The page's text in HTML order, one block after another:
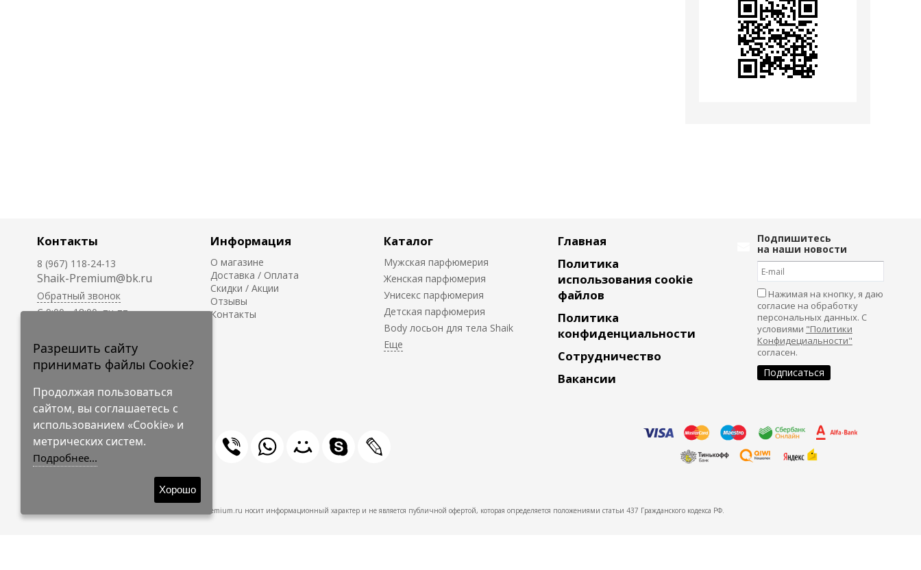
Контакты
8 (967) 118-24-13
Shaik-Premium@bk.ru
Обратный звонок
C 9:00 - 18:00, пн-пт
круглосуточно.
Информация
О магазине
Доставка / Оплата
Скидки / Акции
Отзывы
Контакты
Каталог
Мужская парфюмерия
Женская парфюмерия
Унисекс парфюмерия
Детская парфюмерия
Body лосьон для тела Shaik
Главная
Политика
использования cookie
файлов
Политика
конфиденциальности
Сотрудничество
Вакансии
Подпишитесь
на наши новости
Нажимая на кнопку, я даю
согласие на обработку
персональных данных. С
условиями "Политики
Конфидециальности"
согласен.
© 2009-2026 Shaik-Premium
Shaik-Premium.ru носит информационный характер и не является публичной офертой, которая определяется положениями статьи 437 Гражданского кодекса РФ.
Разрешить сайту
принимать файлы Cookie?
Продолжая пользоваться
сайтом, вы соглашаетесь с
использованием «Cookie» и
метрических систем.
Подробнее...
Хорошо